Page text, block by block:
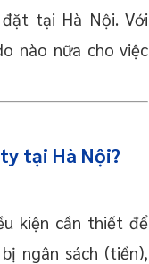
tại Hà Nội. Với
nào nữa cho việc
tại Hà Nội?
kiện cần thiết để
ngân sách (tiền),